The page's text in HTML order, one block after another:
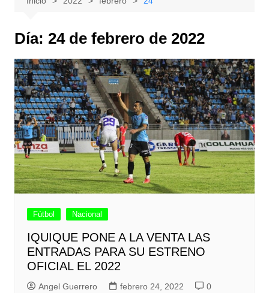
Día: 24 de febrero de 2022
Fútbol Nacional
IQUIQUE PONE A LA VENTA LAS
ENTRADAS PARA SU ESTRENO
OFICIAL EL 2022
Angel Guerrero febrero 24, 2022 0